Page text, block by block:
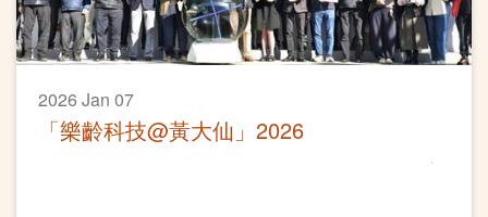
2026 Jan 07
「樂齡科技@黃大仙」2026